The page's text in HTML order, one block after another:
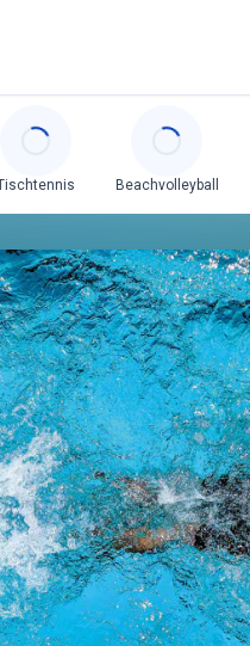
Beachvolleyball